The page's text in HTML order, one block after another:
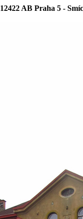
12422 AB Praha 5 -